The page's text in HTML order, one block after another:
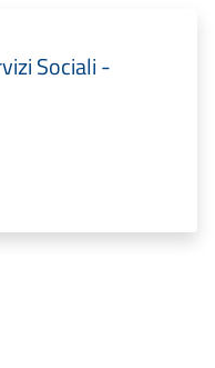
Sociali -